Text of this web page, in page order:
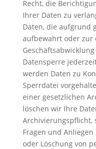
Recht, die
Ihrer Daten zu
Daten, die aufgrund
aufbewahrt oder zur
Datensperre
werden Daten zu
Sperrdatei
einer gesetzlichen
löschen wir Ihre
Archivierungspflicht,
Fragen und
oder Löschung von